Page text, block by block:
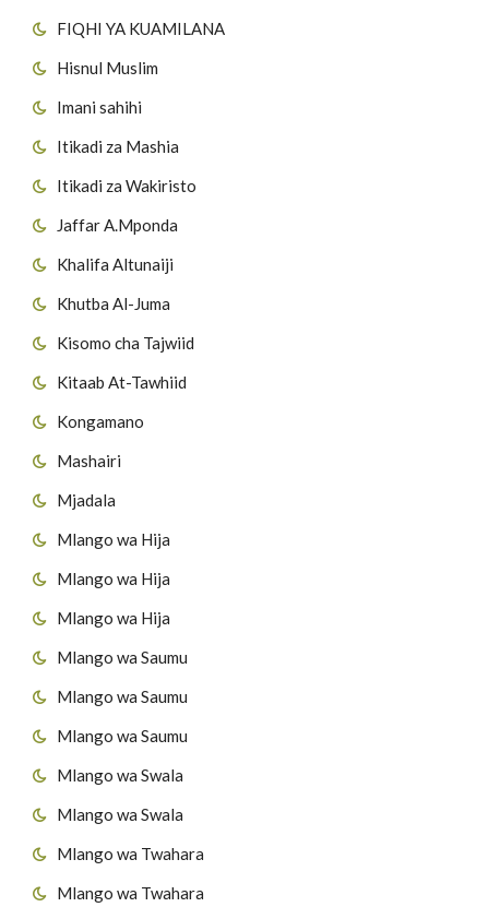
FIQHI YA KUAMILANA
Hisnul Muslim
Imani sahihi
Itikadi za Mashia
Itikadi za Wakiristo
Jaffar A.Mponda
Khalifa Altunaiji
Khutba Al-Juma
Kisomo cha Tajwiid
Kitaab At-Tawhiid
Kongamano
Mashairi
Mjadala
Mlango wa Hija
Mlango wa Hija
Mlango wa Hija
Mlango wa Saumu
Mlango wa Saumu
Mlango wa Saumu
Mlango wa Swala
Mlango wa Swala
Mlango wa Twahara
Mlango wa Twahara